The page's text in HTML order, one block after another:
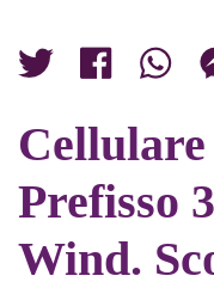
Cellulare
Prefisso
Wind.